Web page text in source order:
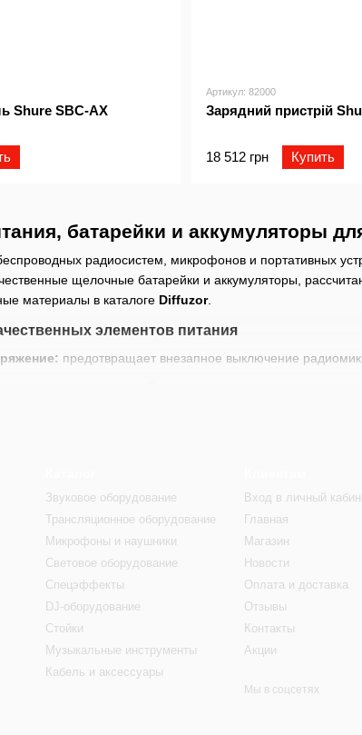
батарейки и аккумуляторы
радиосистем, микрофонов и портативных
щелочные батарейки и аккумуляторы,
материалы в каталоге Diffuzor.
элементов питания
предотвращает внезапное выключение
Shure SBC-AX
Артикул: 82000
Зарядний пристрій
18 512 грн Купить
Звуковое оборудование
Трансляционное оборудование
Микрофоны и наушники
Световое оборудование
Спецэффекты
DJ-оборудование
Стойки
Музыкальные инструменты
Кабель и аксессуары
Вход в личный
Главная
Магазин
Новости
Оплата и доставка
Отзывы
Контакты
Акции
Мы в соцсетях